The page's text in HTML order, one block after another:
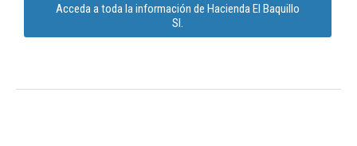
Acceda a toda la información de Hacienda El Baquillo
Sl.